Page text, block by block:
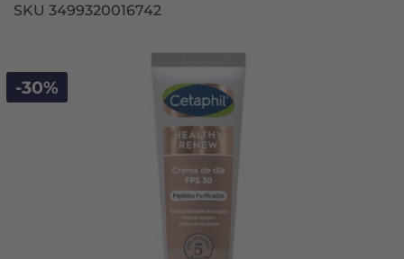
SKU 3499320016742
-30%